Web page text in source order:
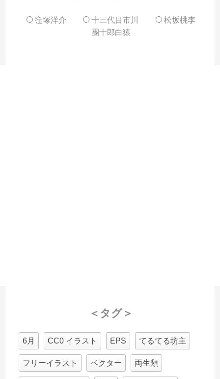
窪塚洋介
十三代目市川
團十郎白猿
松坂桃李
＜タグ＞
6月 CC0 イラスト EPS てるてる坊主
フリーイラスト ベクター 両生類